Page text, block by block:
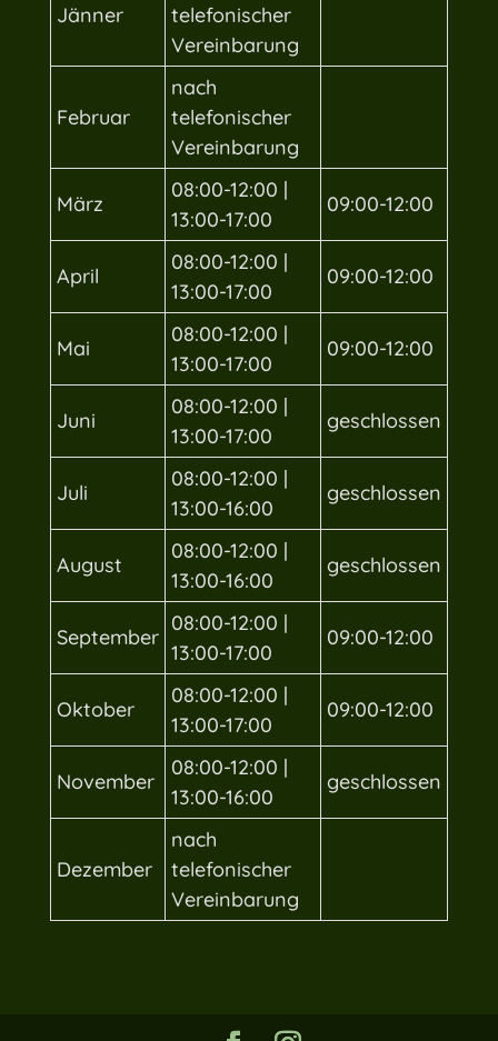
Jänner
telefonischer
Vereinbarung
Februar
nach
telefonischer
Vereinbarung
März
08:00-12:00 |
13:00-17:00
09:00-12:00
April
08:00-12:00 |
13:00-17:00
09:00-12:00
Mai
08:00-12:00 |
13:00-17:00
09:00-12:00
Juni
08:00-12:00 |
13:00-17:00
geschlossen
Juli
08:00-12:00 |
13:00-16:00
geschlossen
August
08:00-12:00 |
13:00-16:00
geschlossen
September
08:00-12:00 |
13:00-17:00
09:00-12:00
Oktober
08:00-12:00 |
13:00-17:00
09:00-12:00
November
08:00-12:00 |
13:00-16:00
geschlossen
Dezember
nach
telefonischer
Vereinbarung